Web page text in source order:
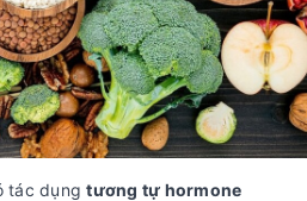
tác dụngtương tự hormone